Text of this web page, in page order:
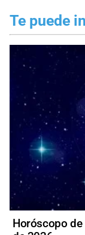
Te puede
Horóscopo